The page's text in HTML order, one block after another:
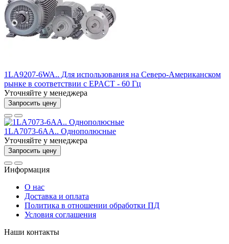
1LA9207-6WA.. Для использования на Северо-Американском
рынке в соответствии с EPACT - 60 Гц
Уточняйте у менеджера
Запросить цену
1LA7073-6AA.. Однополюсные
Уточняйте у менеджера
Запросить цену
Информация
О нас
Доставка и оплата
Политика в отношении обработки ПД
Условия соглашения
Наши контакты